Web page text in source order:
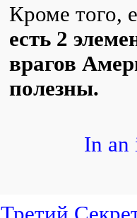
Кроме того,
есть 2
врагов
полезны.
In an